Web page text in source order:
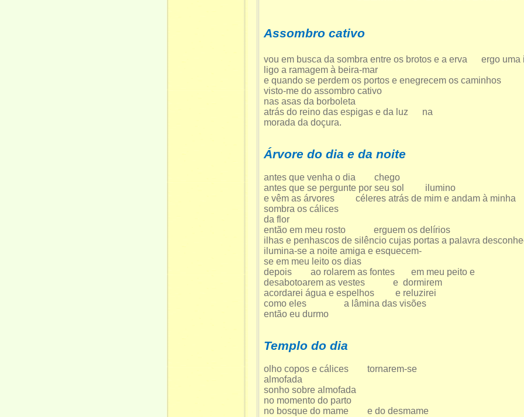
Assombro cativo
vou em busca da sombra entre os brotos e a erva ergo uma
ligo a ramagem à beira-mar
e quando se perdem os portos e enegrecem os caminhos
visto-me do assombro cativo
nas asas da borboleta
atrás do reino das espigas e da luz na
morada da doçura.
Árvore do dia e da noite
antes que venha o dia chego
antes que se pergunte por seu sol ilumino
e vêm as árvores céleres atrás de mim e andam à minha
sombra os cálices
da flor
então em meu rosto erguem os delírios
ilhas e penhascos de silêncio cujas portas a palavra
ilumina-se a noite amiga e esquecem-
se em meu leito os dias
depois ao rolarem as fontes em meu peito e
desabotoarem as vestes e dormirem
acordarei água e espelhos e reluzirei
como eles a lâmina das visões
então eu durmo
Templo do dia
olho copos e cálices tornarem-se
almofada
sonho sobre almofada
no momento do parto
no bosque do mame e do desmame